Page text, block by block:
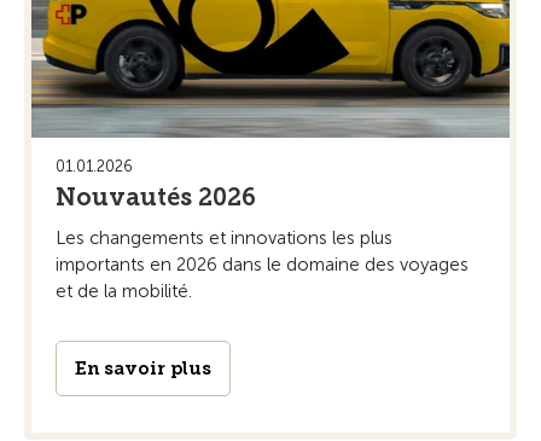
01.01.2026
Nouvautés 2026
Les changements et innovations les plus
importants en 2026 dans le domaine des voyages
et de la mobilité.
En savoir plus